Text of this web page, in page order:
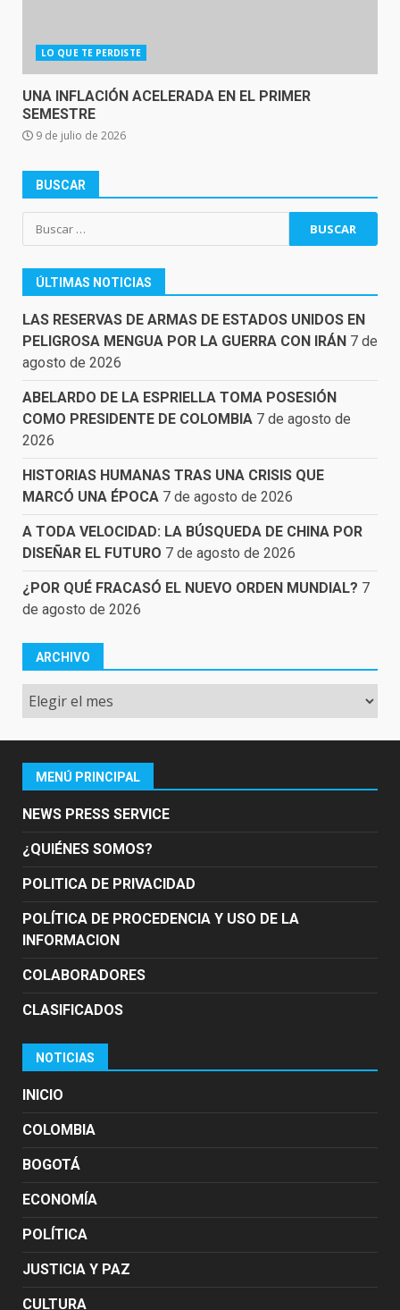
LO QUE TE PERDISTE
UNA INFLACIÓN ACELERADA EN EL PRIMER
SEMESTRE
9 de julio de 2026
BUSCAR
Buscar:
ÚLTIMAS NOTICIAS
LAS RESERVAS DE ARMAS DE ESTADOS UNIDOS EN
PELIGROSA MENGUA POR LA GUERRA CON IRÁN 7 de
agosto de 2026
ABELARDO DE LA ESPRIELLA TOMA POSESIÓN
COMO PRESIDENTE DE COLOMBIA 7 de agosto de
2026
HISTORIAS HUMANAS TRAS UNA CRISIS QUE
MARCÓ UNA ÉPOCA 7 de agosto de 2026
A TODA VELOCIDAD: LA BÚSQUEDA DE CHINA POR
DISEÑAR EL FUTURO 7 de agosto de 2026
¿POR QUÉ FRACASÓ EL NUEVO ORDEN MUNDIAL? 7
de agosto de 2026
ARCHIVO
Archivo
MENÚ PRINCIPAL
NEWS PRESS SERVICE
¿QUIÉNES SOMOS?
POLITICA DE PRIVACIDAD
POLÍTICA DE PROCEDENCIA Y USO DE LA
INFORMACION
COLABORADORES
CLASIFICADOS
NOTICIAS
INICIO
COLOMBIA
BOGOTÁ
ECONOMÍA
POLÍTICA
JUSTICIA Y PAZ
CULTURA